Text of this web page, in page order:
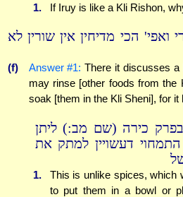
1. If Iruy is like a Kli Rishon,
ואפי' הכי מדיחין אין שורין לא
(f) Answer #1: There it discusses a
may rinse [other foods from the
soak [them in the Kli Sheni], for it
כירה (שם מב:) ליתן
דעשויין למתק את
1.
This is unlike spices, which
to put them in a bowl or